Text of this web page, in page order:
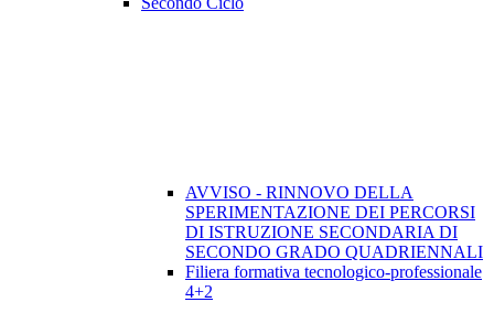
AVVISO - RINNOVO DELLA
SPERIMENTAZIONE DEI PERCORSI
DI ISTRUZIONE SECONDARIA DI
SECONDO GRADO QUADRIENNALI
Filiera formativa tecnologico-professionale
4+2